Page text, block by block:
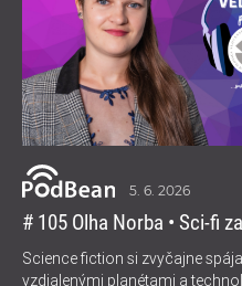
5. 6. 2026
# 105 Olha Norba • Sci-fi
Science fiction si zvyčajne
vzdialenými planétami a